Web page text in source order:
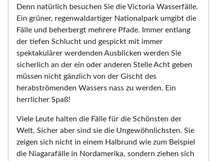
Denn natürlich besuchen Sie die Victoria Wasserfälle.
Ein grüner, regenwaldartiger Nationalpark umgibt die
Fälle und beherbergt mehrere Pfade. Immer entlang
der tiefen Schlucht und gespickt mit immer
spektakulärer werdenden Ausblicken werden Sie
sicherlich an der ein oder anderen Stelle Acht geben
müssen nicht gänzlich von der Gischt des
herabströmenden Wassers nass zu werden. Ein
herrlicher Spaß!
Viele Leute halten die Fälle für die Schönsten der
Welt. Sicher aber sind sie die Ungewöhnlichsten. Sie
zeigen sich nicht in einem Halbrund wie zum Beispiel
die Niagarafälle in Nordamerika, sondern ziehen sich